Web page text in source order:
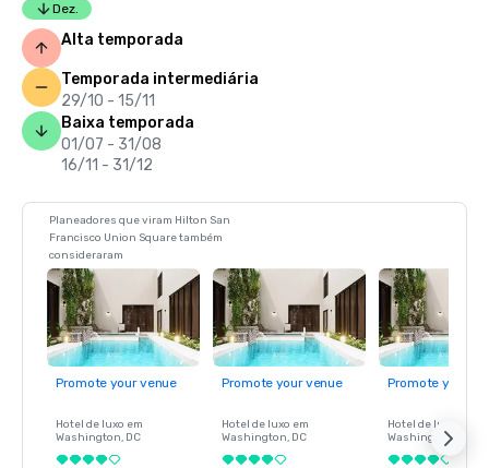
Dez.
Alta temporada
Temporada intermediária
29/10 - 15/11
Baixa temporada
01/07 - 31/08
16/11 - 31/12
Planeadores que viram Hilton San
Francisco Union Square também
consideraram
Promote your venue
Hotel de luxo em
Washington, DC
Promote your venue
Hotel de luxo em
Washington, DC
Promote your
Hotel de luxo em
Washington